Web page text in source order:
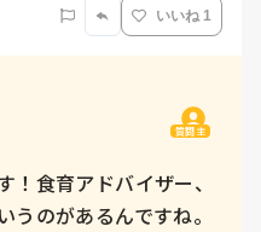
いいね 1
質問主
！食育アドバイザー、
のがあるんですね。